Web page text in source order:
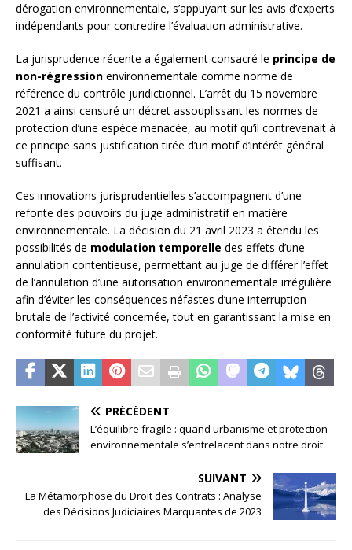
dérogation environnementale, s’appuyant sur les avis d’experts
indépendants pour contredire l’évaluation administrative.
La jurisprudence récente a également consacré le principe de
non-régression environnementale comme norme de
référence du contrôle juridictionnel. L’arrêt du 15 novembre
2021 a ainsi censuré un décret assouplissant les normes de
protection d’une espèce menacée, au motif qu’il contrevenait à
ce principe sans justification tirée d’un motif d’intérêt général
suffisant.
Ces innovations jurisprudentielles s’accompagnent d’une
refonte des pouvoirs du juge administratif en matière
environnementale. La décision du 21 avril 2023 a étendu les
possibilités de modulation temporelle des effets d’une
annulation contentieuse, permettant au juge de différer l’effet
de l’annulation d’une autorisation environnementale irrégulière
afin d’éviter les conséquences néfastes d’une interruption
brutale de l’activité concernée, tout en garantissant la mise en
conformité future du projet.
PRÉCÉDENT
L’équilibre fragile : quand urbanisme et protection
environnementale s’entrelacent dans notre droit
SUIVANT
La Métamorphose du Droit des Contrats : Analyse
des Décisions Judiciaires Marquantes de 2023